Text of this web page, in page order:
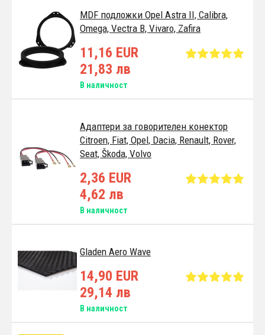
MDF подложки Opel Astra II, Calibra,
Omega, Vectra B, Vivaro, Zafira
11,16 EUR
21,83 лв
В наличност
Адаптери за говорителен конектор
Citroen, Fiat, Opel, Dacia, Renault, Rover,
Seat, Škoda, Volvo
2,36 EUR
4,62 лв
В наличност
Gladen Aero Wave
14,90 EUR
29,14 лв
В наличност